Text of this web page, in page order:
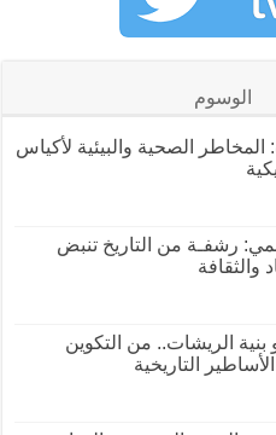
الوسوم
المخاطر الصحية والبيئية لأكياس
رشفـة من التاريخ تنبض
والثقافة
بنية الريشات.. من التكوين
التاريخية